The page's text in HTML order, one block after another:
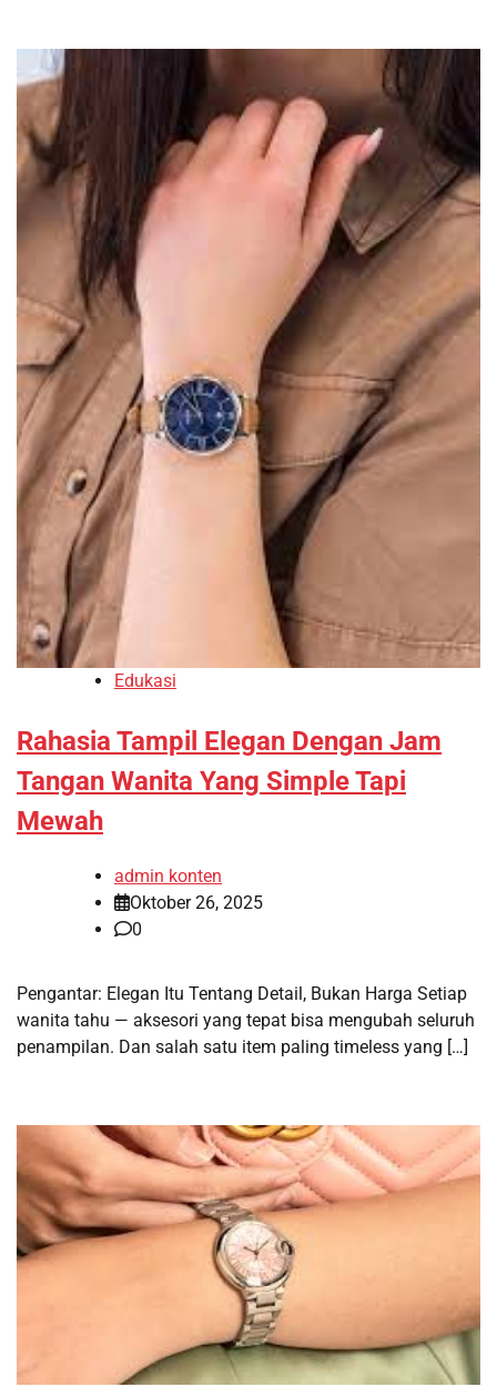
Edukasi
Rahasia Tampil Elegan Dengan Jam
Tangan Wanita Yang Simple Tapi
Mewah
admin konten
Oktober 26, 2025
0
Pengantar: Elegan Itu Tentang Detail, Bukan Harga Setiap
wanita tahu — aksesori yang tepat bisa mengubah seluruh
penampilan. Dan salah satu item paling timeless yang […]